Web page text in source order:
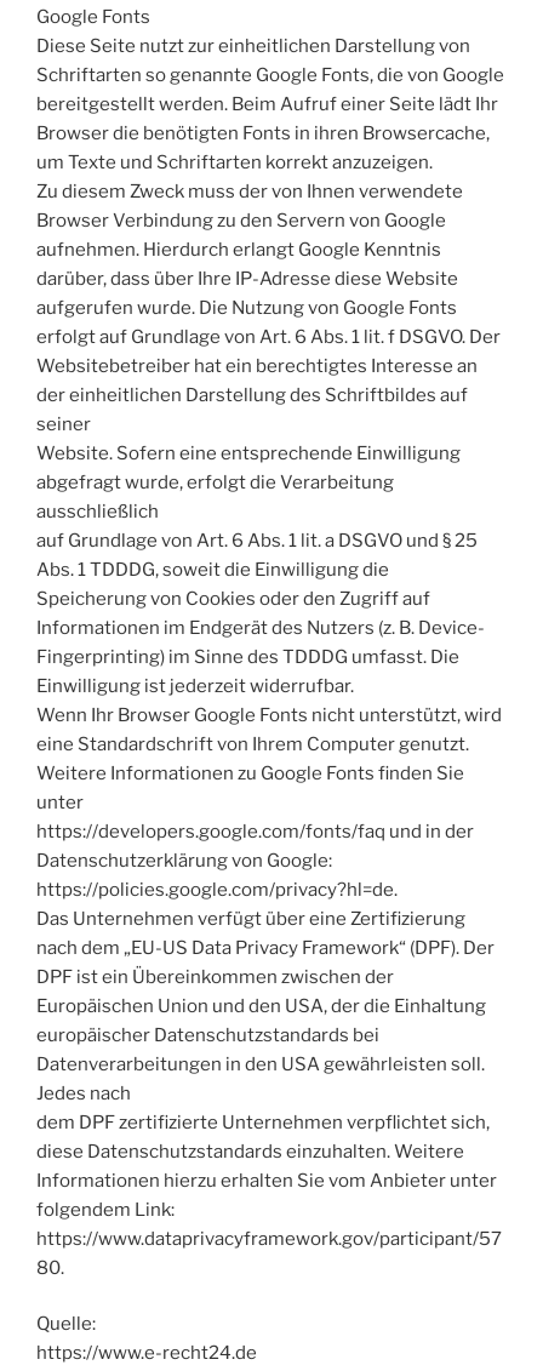
Google Fonts
Diese Seite nutzt zur einheitlichen Darstellung von
Schriftarten so genannte Google Fonts, die von Google
bereitgestellt werden. Beim Aufruf einer Seite lädt Ihr
Browser die benötigten Fonts in ihren Browsercache,
um Texte und Schriftarten korrekt anzuzeigen.
Zu diesem Zweck muss der von Ihnen verwendete
Browser Verbindung zu den Servern von Google
aufnehmen. Hierdurch erlangt Google Kenntnis
darüber, dass über Ihre IP-Adresse diese Website
aufgerufen wurde. Die Nutzung von Google Fonts
erfolgt auf Grundlage von Art. 6 Abs. 1 lit. f DSGVO. Der
Websitebetreiber hat ein berechtigtes Interesse an
der einheitlichen Darstellung des Schriftbildes auf
seiner
Website. Sofern eine entsprechende Einwilligung
abgefragt wurde, erfolgt die Verarbeitung
ausschließlich
auf Grundlage von Art. 6 Abs. 1 lit. a DSGVO und § 25
Abs. 1 TDDDG, soweit die Einwilligung die
Speicherung von Cookies oder den Zugriff auf
Informationen im Endgerät des Nutzers (z. B. Device-
Fingerprinting) im Sinne des TDDDG umfasst. Die
Einwilligung ist jederzeit widerrufbar.
Wenn Ihr Browser Google Fonts nicht unterstützt, wird
eine Standardschrift von Ihrem Computer genutzt.
Weitere Informationen zu Google Fonts finden Sie
unter
https://developers.google.com/fonts/faq und in der
Datenschutzerklärung von Google:
https://policies.google.com/privacy?hl=de.
Das Unternehmen verfügt über eine Zertifizierung
nach dem „EU-US Data Privacy Framework“ (DPF). Der
DPF ist ein Übereinkommen zwischen der
Europäischen Union und den USA, der die Einhaltung
europäischer Datenschutzstandards bei
Datenverarbeitungen in den USA gewährleisten soll.
Jedes nach
dem DPF zertifizierte Unternehmen verpflichtet sich,
diese Datenschutzstandards einzuhalten. Weitere
Informationen hierzu erhalten Sie vom Anbieter unter
folgendem Link:
https://www.dataprivacyframework.gov/participant/57
80.
Quelle:
https://www.e-recht24.de